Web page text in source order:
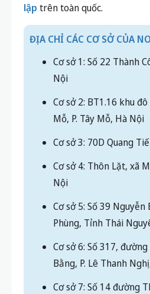
lập trên toàn quốc.
ĐỊA CHỈ CÁC CƠ SỞ CỦA
Cơ sở 1: Số 22 Thành
Nội
Cơ sở 2: BT1.16 khu
Mỗ, P. Tây Mỗ, Hà Nội
Cơ sở 3: 70D Quang
Cơ sở 4: Thôn Lặt, xã
Nội
Cơ sở 5: Số 39 Nguyễn
Phùng, Tỉnh Thái
Cơ sở 6: Số 317,
Bằng, P. Lê Thanh
Cơ sở 7: Số 14 đường